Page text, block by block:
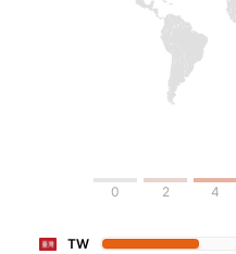
0 2 4
TW